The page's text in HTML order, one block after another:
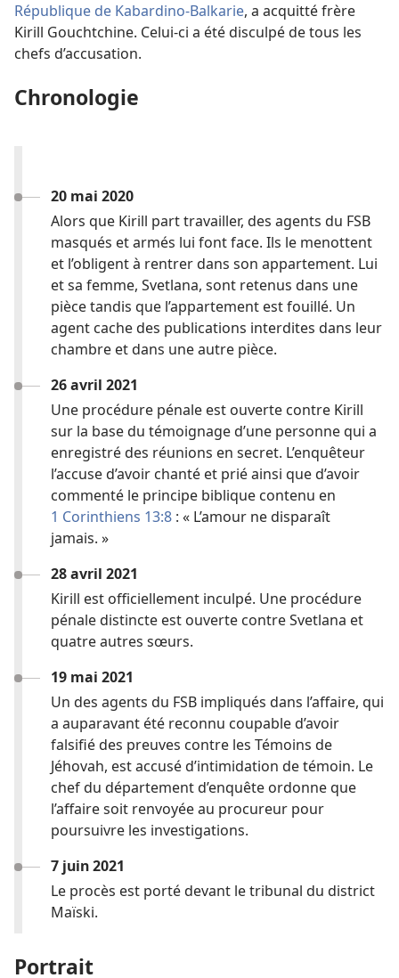
République de Kabardino-Balkarie, a acquitté frère
Kirill Gouchtchine. Celui-ci a été disculpé de tous les
chefs d’accusation.
Chronologie
20 mai 2020
Alors que Kirill part travailler, des agents du FSB
masqués et armés lui font face. Ils le menottent
et l’obligent à rentrer dans son appartement. Lui
et sa femme, Svetlana, sont retenus dans une
pièce tandis que l’appartement est fouillé. Un
agent cache des publications interdites dans leur
chambre et dans une autre pièce.
26 avril 2021
Une procédure pénale est ouverte contre Kirill
sur la base du témoignage d’une personne qui a
enregistré des réunions en secret. L’enquêteur
l’accuse d’avoir chanté et prié ainsi que d’avoir
commenté le principe biblique contenu en
1 Corinthiens 13:8 : « L’amour ne disparaît
jamais. »
28 avril 2021
Kirill est officiellement inculpé. Une procédure
pénale distincte est ouverte contre Svetlana et
quatre autres sœurs.
19 mai 2021
Un des agents du FSB impliqués dans l’affaire, qui
a auparavant été reconnu coupable d’avoir
falsifié des preuves contre les Témoins de
Jéhovah, est accusé d’intimidation de témoin. Le
chef du département d’enquête ordonne que
l’affaire soit renvoyée au procureur pour
poursuivre les investigations.
7 juin 2021
Le procès est porté devant le tribunal du district
Maïski.
Portrait